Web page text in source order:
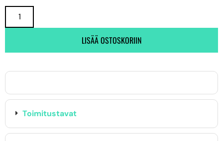
LISÄÄ OSTOSKORIIN
Toimitustavat